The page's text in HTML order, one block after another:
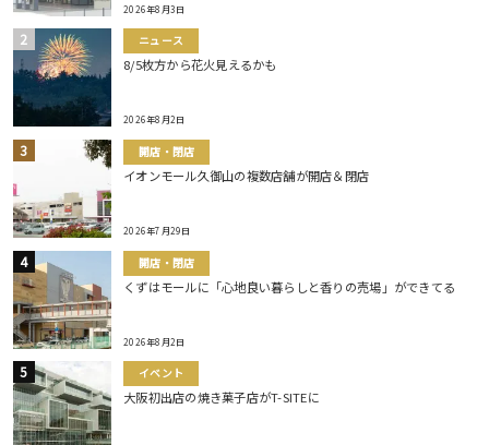
2026年8月3日
ニュース
8/5枚方から花火見えるかも
2026年8月2日
開店・閉店
イオンモール久御山の複数店舗が開店＆閉店
2026年7月29日
開店・閉店
くずはモールに「心地良い暮らしと香りの売場」ができてる
2026年8月2日
イベント
大阪初出店の焼き菓子店がT-SITEに